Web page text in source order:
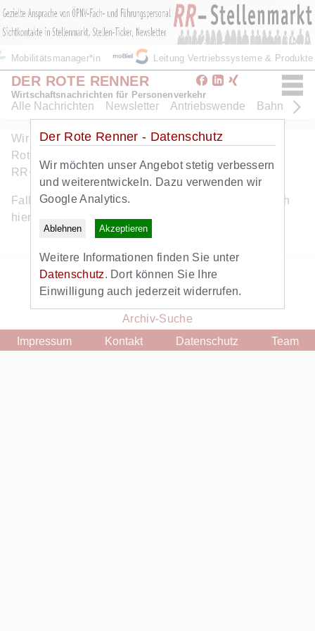
Mobilitätsmanager*in Leitung Vertriebssysteme & Produkte
DER ROTE RENNER
Wirtschaftsnachrichten für Personenverkehr
Alle Nachrichten Newsletter Antriebswende Bahn
Der Rote Renner - Datenschutz
Wir möchten unser Angebot stetig verbessern
und weiterentwickeln. Dazu verwenden wir
Google Analytics.
Ablehnen Akzeptieren
Weitere Informationen finden Sie unter
Datenschutz. Dort können Sie Ihre
Einwilligung auch jederzeit widerrufen.
Wir freuen uns ueber Ihr Interesse am Angebot des
Roten Renners. Dieser Artikel ist eine Leistung von
RR+. Hier geht es zumkostenlosen RR+ Probeabo
Falls Sie bereits RR+ Abonnent sind, können Sie sich
hier
Zurück zur Startseite
Zum Newsletter
Archiv-Suche
Impressum
Kontakt Datenschutz Team